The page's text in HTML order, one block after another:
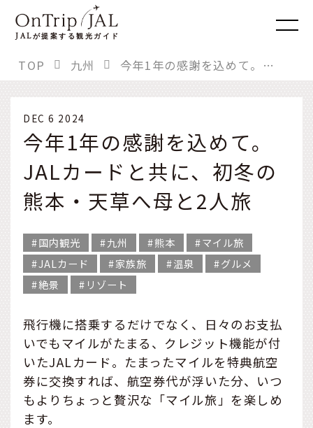
JALが提案する観光ガイド
TOP 九州 今年1年の感謝を込めて。JALカードと共に、初冬の熊本・天草へ母と2人旅
DEC 6 2024
今年1年の感謝を込めて。
JALカードと共に、初冬の
熊本・天草へ母と2人旅
国内観光 九州 熊本
マイル旅
JALカード
家族旅 温泉
グルメ
絶景
リゾート
飛行機に搭乗するだけでなく、日々のお支払
いでもマイルがたまる、クレジット機能が付
いたJALカード。たまったマイルを特典航空
券に交換すれば、航空券代が浮いた分、いつ
もよりちょっと贅沢な「マイル旅」を楽しめ
ます。